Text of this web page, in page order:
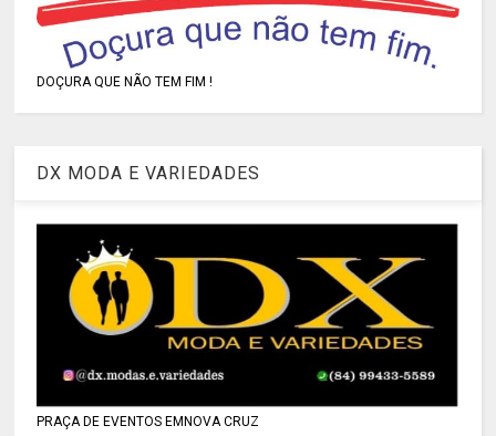
DOÇURA QUE NÃO TEM FIM !
DX MODA E VARIEDADES
PRAÇA DE EVENTOS EMNOVA CRUZ